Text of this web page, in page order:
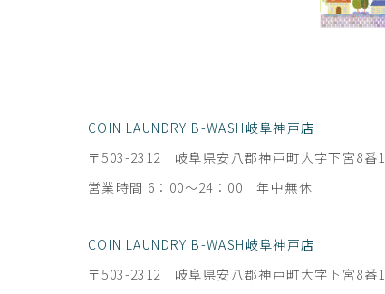
COIN LAUNDRY B-WASH岐阜神戸店
〒503-2312 岐阜県安八郡神戸町大字下宮8番1
営業時間 6：00～24：00 年中無休
COIN LAUNDRY B-WASH岐阜神戸店
〒503-2312 岐阜県安八郡神戸町大字下宮8番1